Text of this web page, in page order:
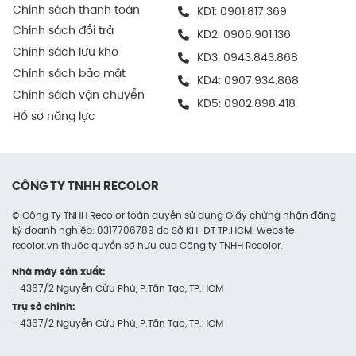
In logo, thông tin thương hiệu ngay trên hộp giúp
nâng cao trải nghiệm mở hàng và thể hiện tính
chuyên nghiệp.
Trong vận chuyển hàng hóa
Hộp carton nắp gài giúp cố định sản phẩm tốt khi di
vận chuyển bằng nhiều phương tiện từ xe máy giao
hàng đến các phương án logistics lớn hơn như xe tải,
máy bay.
Trong đóng gói quà tặng
Với hình thức thanh lịch, mẫu hộp nắp gài có thể
được sử dụng như hộp quà doanh nghiệp, quà tặng
khách hàng hoặc sản phẩm sự kiện.
Chính sách thanh toán
Chính sách đổi trả
Chính sách lưu kho
Chính sách bảo mật
Chính sách vận chuyển
Hồ sơ năng lực
KD1: 0901.817.369
KD2: 0906.901.136
KD3: 0943.843.868
KD4: 0907.934.868
KD5: 0902.898.418
CÔNG TY TNHH RECOLOR
© Công Ty TNHH Recolor toàn quyền sử dụng Giấy chứng nhận đăng
ký doanh nghiệp: 0317706789 do Sở KH-ĐT TP.HCM. Website
recolor.vn thuộc quyền sở hữu của Công ty TNHH Recolor.
Nhà máy sản xuất:
- 4367/2 Nguyễn Cửu Phú, P.Tân Tạo, TP.HCM
Trụ sở chính:
- 4367/2 Nguyễn Cửu Phú, P.Tân Tạo, TP.HCM